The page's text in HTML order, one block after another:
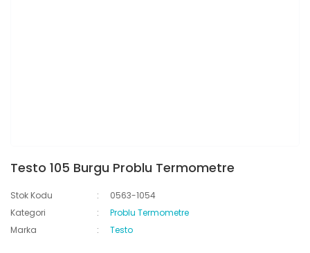
Testo 105 Burgu Problu Termometre
Stok Kodu
0563-1054
Kategori
Problu Termometre
Marka
Testo